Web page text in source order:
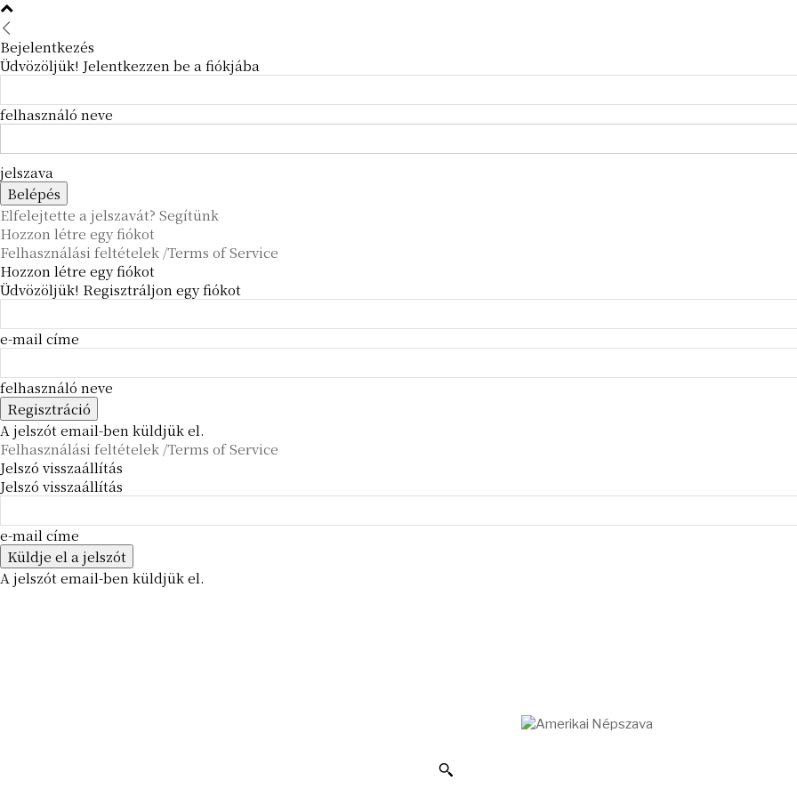
Bejelentkezés
Üdvözöljük! Jelentkezzen be a fiókjába
felhasználó neve
jelszava
Elfelejtette a jelszavát? Segítünk
Hozzon létre egy fiókot
Felhasználási feltételek /Terms of Service
Hozzon létre egy fiókot
Üdvözöljük! Regisztráljon egy fiókot
e-mail címe
felhasználó neve
A jelszót email-ben küldjük el.
Felhasználási feltételek /Terms of Service
Jelszó visszaállítás
Jelszó visszaállítás
e-mail címe
A jelszót email-ben küldjük el.